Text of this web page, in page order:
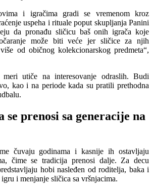
i igračima gradi se vremenom kroz
uspeha i rituale poput skupljanja Panini
da pronađu sličicu baš onih igrača koje
može biti veće jer sličice za njih
od običnog kolekcionarskog predmeta“,
utiče na interesovanje odraslih. Budi
kao i na periode kada su pratili prethodna
prenosi sa generacije na
čuvaju godinama i kasnije ih ostavljaju
čime se tradicija prenosi dalje. Za decu
hobi nasleđen od roditelja, baka i
i menjanje sličica sa vršnjacima.